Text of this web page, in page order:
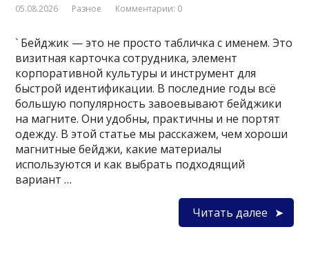
05.08.2026 Разное Комментарии: 0
` Бейджик — это не просто табличка с именем. Это
визитная карточка сотрудника, элемент
корпоративной культуры и инструмент для
быстрой идентификации. В последние годы всё
большую популярность завоевывают бейджики
на магните. Они удобны, практичны и не портят
одежду. В этой статье мы расскажем, чем хороши
магнитные бейджи, какие материалы
используются и как выбрать подходящий
вариант …
Читать далее